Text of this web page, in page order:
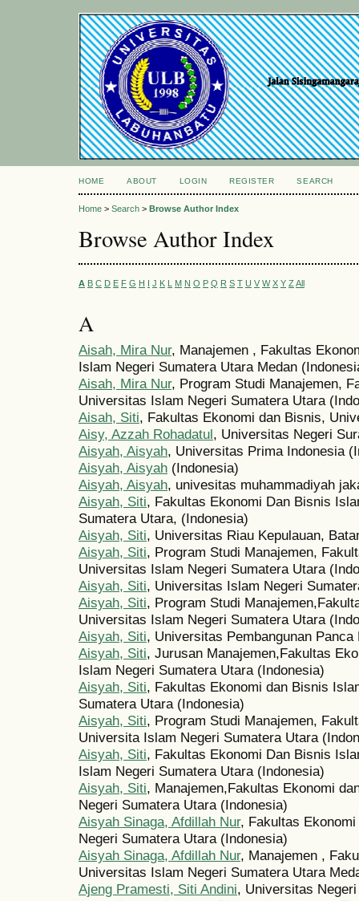
HOME ABOUT LOGIN REGISTER SEARCH
Home > Search > Browse Author Index
Browse Author Index
A B C D E F G H I J K L M N O P Q R S T U V W X Y Z All
A
Aisah, Mira Nur, Manajemen , Fakultas
Islam Negeri Sumatera Utara Medan
Aisah, Mira Nur, Program Studi Manajemen,
Universitas Islam Negeri Sumatera Utara
Aisah, Siti, Fakultas Ekonomi dan Bisnis,
Aisy, Azzah Rohadatul, Universitas Negeri
Aisyah, Aisyah, Universitas Prima Indonesia
Aisyah, Aisyah (Indonesia)
Aisyah, Aisyah, univesitas muhammadiyah
Aisyah, Siti, Fakultas Ekonomi Dan Bisnis
Sumatera Utara, (Indonesia)
Aisyah, Siti, Universitas Riau Kepulauan,
Aisyah, Siti, Program Studi Manajemen,
Universitas Islam Negeri Sumatera Utara
Aisyah, Siti, Universitas Islam Negeri
Aisyah, Siti, Program Studi
Universitas Islam Negeri Sumatera Utara
Aisyah, Siti, Universitas Pembangunan
Aisyah, Siti, Jurusan Manajemen,Fakultas
Islam Negeri Sumatera Utara (Indonesia)
Aisyah, Siti, Fakultas Ekonomi dan Bisnis
Sumatera Utara (Indonesia)
Aisyah, Siti, Program Studi Manajemen,
Universita Islam Negeri Sumatera Utara
Aisyah, Siti, Fakultas Ekonomi Dan Bisnis
Islam Negeri Sumatera Utara (Indonesia)
Aisyah, Siti, Manajemen,Fakultas Ekonomi
Negeri Sumatera Utara (Indonesia)
Aisyah Sinaga, Afdillah Nur, Fakultas
Negeri Sumatera Utara (Indonesia)
Aisyah Sinaga, Afdillah Nur, Manajemen ,
Universitas Islam Negeri Sumatera Utara
Ajeng Pramesti, Siti Andini, Universitas